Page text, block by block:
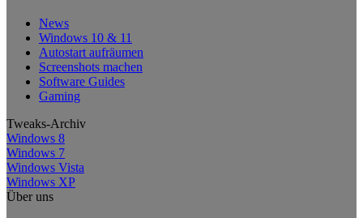
News
Windows 10 & 11
Autostart aufräumen
Screenshots machen
Software Guides
Gaming
Tweaks-Archiv
Windows 8
Windows 7
Windows Vista
Windows XP
Über uns